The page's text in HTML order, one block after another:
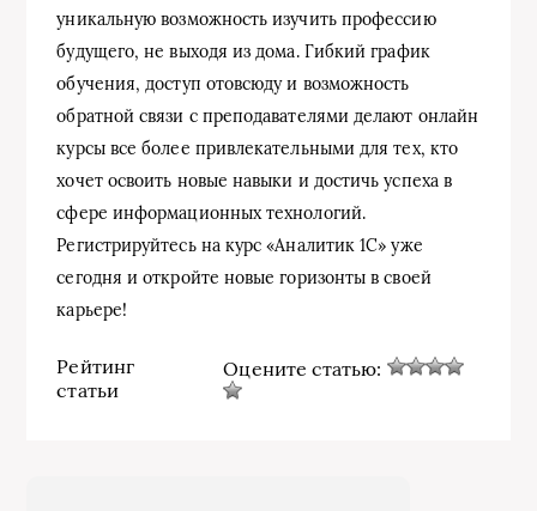
уникальную возможность изучить профессию
будущего, не выходя из дома. Гибкий график
обучения, доступ отовсюду и возможность
обратной связи с преподавателями делают онлайн
курсы все более привлекательными для тех, кто
хочет освоить новые навыки и достичь успеха в
сфере информационных технологий.
Регистрируйтесь на курс «Аналитик 1С» уже
сегодня и откройте новые горизонты в своей
карьере!
Рейтинг
статьи
Оцените статью: